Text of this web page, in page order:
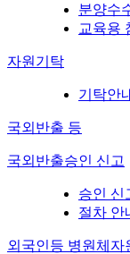
분양수
교육용
자원기탁
기탁안
국외반출 등
국외반출승인 신고
승인 신
절차 안
외국인등 병원체자